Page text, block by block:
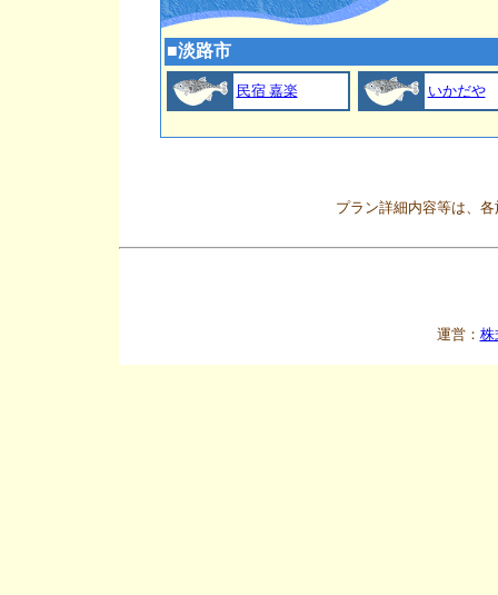
■淡路市
民宿 嘉楽 いかだや
プラン詳細内容等は、
運営： 株